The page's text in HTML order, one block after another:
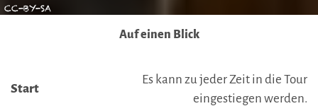
CC-BY-SA
Auf einen Blick
Start
Es kann zu jeder Zeit in die Tour
eingestiegen werden.